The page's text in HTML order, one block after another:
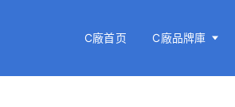
C廠首页 C廠品牌庫